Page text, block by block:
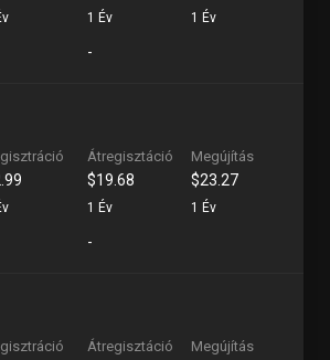
1 Év 1 Év
-
Átregisztáció
$19.68
1 Év
Megújítás
$23.27
1 Év
-
Átregisztáció Megújítás